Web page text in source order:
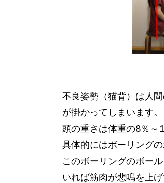
不良姿勢（猫背）は人
が掛かってしまいます。
頭の重さは体重の8％～
具体的にはボーリング
このボーリングのボー
いれば筋肉が悲鳴を上